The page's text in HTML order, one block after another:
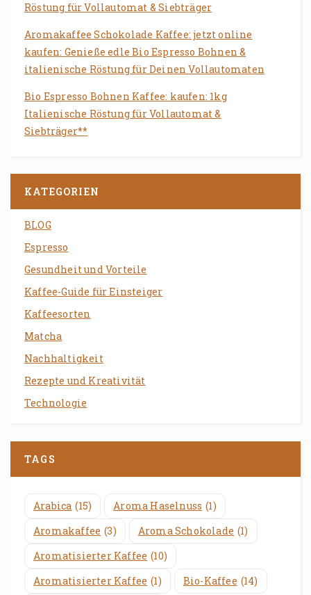
Röstung für Vollautomat & Siebträger
Aromakaffee Schokolade Kaffee: jetzt online
kaufen: Genieße edle Bio Espresso Bohnen &
italienische Röstung für Deinen Vollautomaten
Bio Espresso Bohnen Kaffee: kaufen: 1kg
Italienische Röstung für Vollautomat &
Siebträger**
KATEGORIEN
BLOG
Espresso
Gesundheit und Vorteile
Kaffee-Guide für Einsteiger
Kaffeesorten
Matcha
Nachhaltigkeit
Rezepte und Kreativität
Technologie
TAGS
Arabica (15) Aroma Haselnuss (1)
Aromakaffee (3) Aroma Schokolade (1)
Aromatisierter Kaffee (10)
Aromatisierter Kaffee (1) Bio-Kaffee (14)